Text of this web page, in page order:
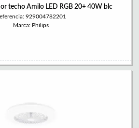
techo Amilo LED RGB 20+ 40W blc
929004782201
Marca: Philips